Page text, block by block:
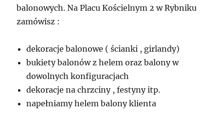
balonowych. Na Placu Kościelnym 2 w Rybniku
zamówisz :
dekoracje balonowe ( ścianki , girlandy)
bukiety balonów z helem oraz balony w
dowolnych konfiguracjach
dekoracje na chrzciny , festyny itp.
napełniamy helem balony klienta